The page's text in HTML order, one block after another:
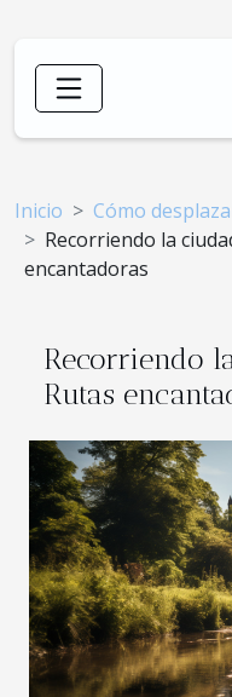
Inicio
Cómo
Recorriendo la
encantadoras
Recorriendo
Rutas